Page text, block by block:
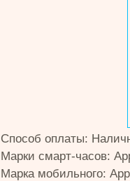
Способ оплаты:
Марки смарт-часов:
Марка мобильного: